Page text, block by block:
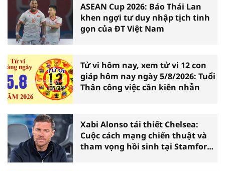
ASEAN Cup 2026: Báo Thái Lan
khen ngợi tư duy nhập tịch tinh
gọn của ĐT Việt Nam
Tử vi hôm nay, xem tử vi 12 con
giáp hôm nay ngày 5/8/2026: Tuổi
Thân công việc cần kiên nhẫn
Xabi Alonso tái thiết Chelsea:
Cuộc cách mạng chiến thuật và
tham vọng hồi sinh tại Stamford